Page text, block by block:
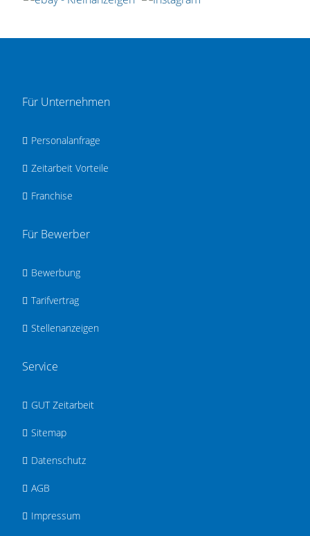
Für Unternehmen
Personalanfrage
Zeitarbeit Vorteile
Franchise
Für Bewerber
Bewerbung
Tarifvertrag
Stellenanzeigen
Service
GUT Zeitarbeit
Sitemap
Datenschutz
AGB
Impressum